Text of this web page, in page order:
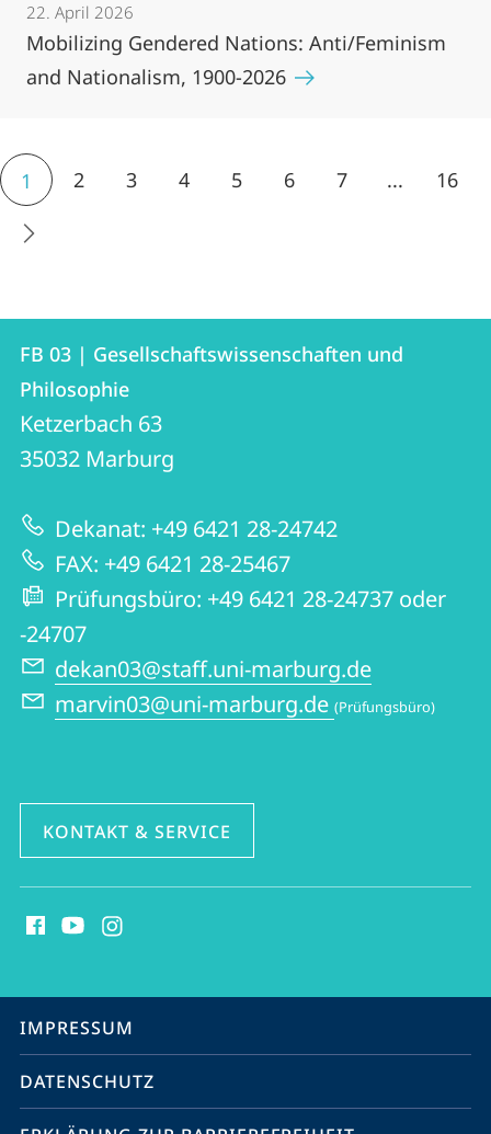
22. April 2026
Mobilizing Gendered Nations: Anti/Feminism
and Nationalism, 1900-2026
1 2 3 4 5 6 7 ... 16
Kontakt
und
Informationen
zur
Website
Kontaktinformationen
FB
03
|
Gesellschaftswissenschaften
und
Philosophie
FB 03 | Gesellschaftswissenschaften und
Philosophie
Ketzerbach 63
35032 Marburg
Dekanat: +49 6421 28-24742
FAX: +49 6421 28-25467
Prüfungsbüro: +49 6421 28-24737 oder
-24707
dekan03@staff.uni-marburg.de
marvin03@uni-marburg.de (Prüfungsbüro)
KONTAKT & SERVICE
Media
Service-
Navigation
IMPRESSUM
DATENSCHUTZ